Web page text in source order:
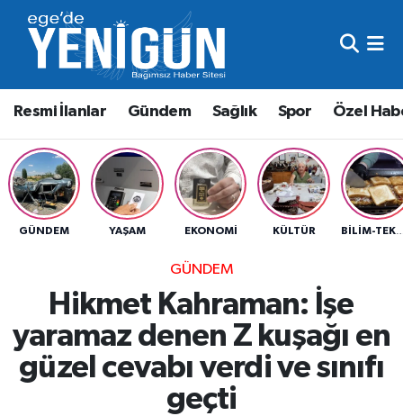
Resmi İlanlar Gündem Sağlık Spor Özel
GÜNDEM YAŞAM EKONOMI KÜLTÜR
GÜNDEM
Hikmet Kahraman: İşe
yaramaz denen Z kuşağı en
güzel cevabı verdi ve sınıfı
geçti
Resmi İlanlar
Gündem
Sağlık
Spor
Beyoğlu Nöbetçi Eczaneler
Beyoğlu Hava Durumu
Beyoğlu Trafik Yoğunluk Haritası
Süper Lig Puan Durumu ve Fikstür
Son Dakika Haberleri
Haber Arşivi